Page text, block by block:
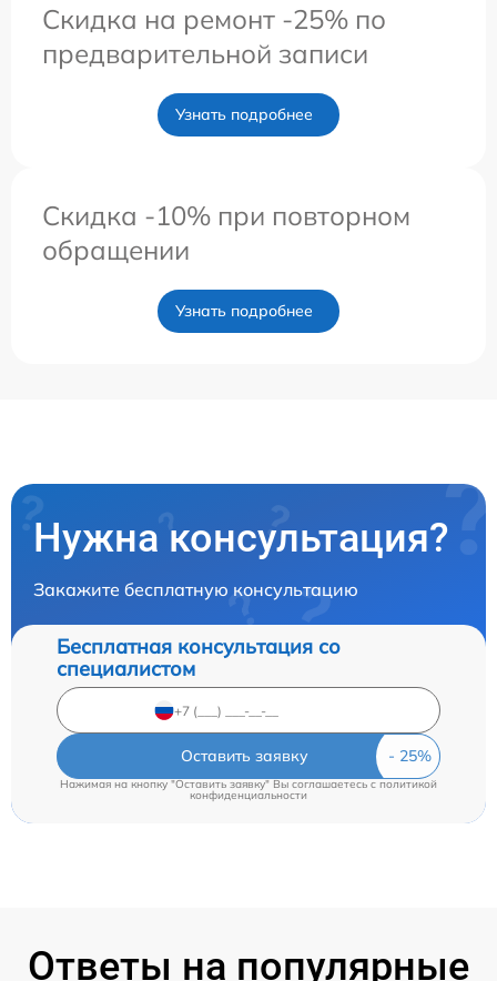
Скидка на ремонт -25% по
предварительной записи
Узнать подробнее
Скидка -10% при повторном
обращении
Узнать подробнее
Нужна консультация?
Закажите бесплатную консультацию
Бесплатная консультация со
специалистом
Оставить заявку
Нажимая на кнопку "Оставить заявку" Вы соглашаетесь c политикой
конфиденциальности
Ответы на популярные